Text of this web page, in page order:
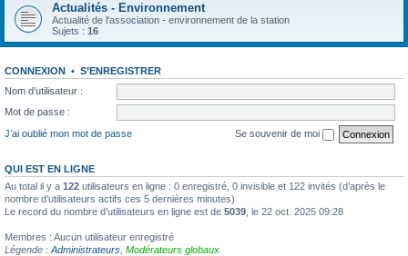
Actualités - Environnement
Actualité de l'association - environnement de la station
Sujets : 16
CONNEXION • S’ENREGISTRER
Nom d’utilisateur :
Mot de passe :
J’ai oublié mon mot de passe
Se souvenir de moi
QUI EST EN LIGNE
Au total il y a 122 utilisateurs en ligne : 0 enregistré, 0 invisible et 122 invités (d’après le
nombre d’utilisateurs actifs ces 5 dernières minutes)
Le record du nombre d’utilisateurs en ligne est de 5039 , le 22 oct. 2025 09:28
Membres : Aucun utilisateur enregistré
Légende : Administrateurs Modérateurs globaux